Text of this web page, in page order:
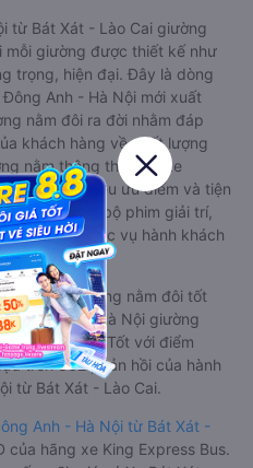
từ Bát Xát - Lào Cai giường
mỗi giường được thiết kế như
trọng, hiện đại. Đây là dòng
Anh - Hà Nội mới xuất
nằm đôi ra đời nhằm đáp
khách hàng về chất lượng
nằm thông thường, xe
Nội có nhiều ưu điểm và tiện
hàng nghìn bộ phim giải trí,
miễn phí phục vụ hành khách
- Hà Nội giường nằm đôi tốt
Đông Anh - Hà Nội giường
chất lượng Tốt với điểm
trên 362 phản hồi của hành
từ Bát Xát - Lào Cai.
Anh - Hà Nội từ Bát Xát -
của hãng xe King Express Bus.